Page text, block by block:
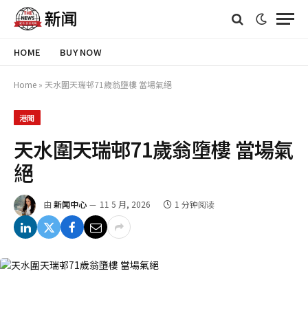
HOME BUY NOW
Home » 天水圍天瑞邨71歲翁墮樓 當場氣絕
港聞
天水圍天瑞邨71歲翁墮樓 當場氣
絕
由 新闻中心 11 5 月, 2026 1 分钟阅读